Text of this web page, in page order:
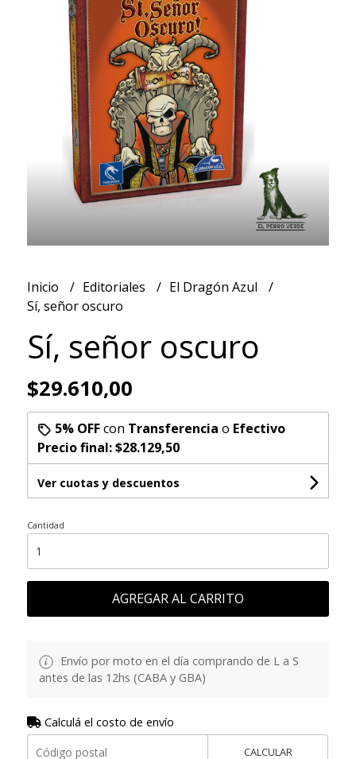
Inicio Editoriales
El Dragón Azul
Sí, señor oscuro
Sí, señor oscuro
$29.610,00
5% OFFcon Transferencia o Efectivo
Precio final:$28.129,50
Ver cuotas y descuentos
Cantidad
AGREGAR AL CARRITO
Envío por moto en el día comprando de L a S
antes de las 12hs (CABA y GBA)
Calculá el costo de envío
CALCULAR